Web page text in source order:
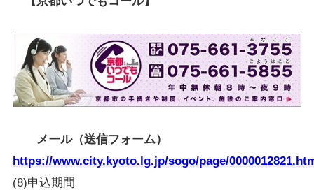
メール（送信フォーム）
https://www.city.kyoto.lg.jp/sogo/page/
(8)申込期間